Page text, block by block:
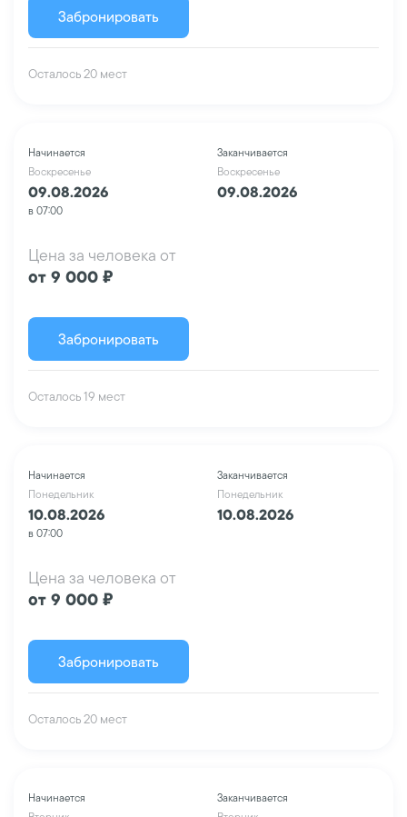
Забронировать
Осталось 20 мест
Начинается
Воскресенье
09.08.2026
в 07:00
Заканчивается
Воскресенье
09.08.2026
Цена за человека от
от 9 000 ₽
Забронировать
Осталось 19 мест
Начинается
Понедельник
10.08.2026
в 07:00
Заканчивается
Понедельник
10.08.2026
Цена за человека от
от 9 000 ₽
Забронировать
Осталось 20 мест
Начинается
Заканчивается